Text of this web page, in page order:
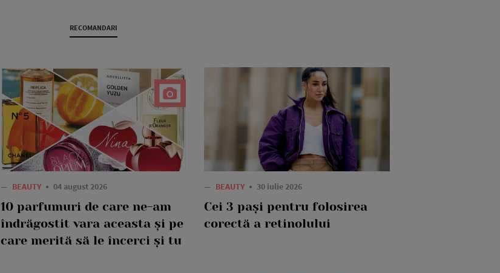
RECOMANDARI
— BEAUTY 04 august 2026
10 parfumuri de care ne-am
îndrăgostit vara aceasta și pe
care merită să le încerci și tu
— BEAUTY 30 iulie 2026
Cei 3 pași pentru folosirea
corectă a retinolului